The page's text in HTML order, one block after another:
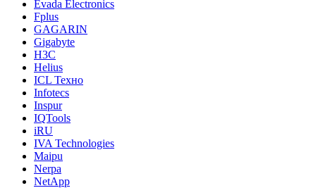
Evada Electronics
Fplus
GAGARIN
Gigabyte
H3C
Helius
ICL Техно
Infotecs
Inspur
IQTools
iRU
IVA Technologies
Maipu
Nerpa
NetApp